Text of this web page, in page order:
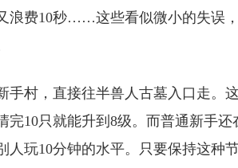
浪费10秒……这些看似微小的失误
手村，直接往半兽人古墓入口走。
完10只就能升到8级。而普通新手
人玩10分钟的水平。只要保持这种